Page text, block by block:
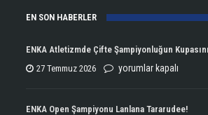
EN SON HABERLER
ENKA Atletizmde Çifte Şampiyonluğun
27 Temmuz 2026
ENKA
Çifte
yorumlar kapalı
ENKA Open Şampiyonu Lanlana Tararudee!